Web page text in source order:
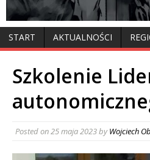
START AKTUALNOŚCI
Szkolenie
Posted on25 maja 2023byWojciech